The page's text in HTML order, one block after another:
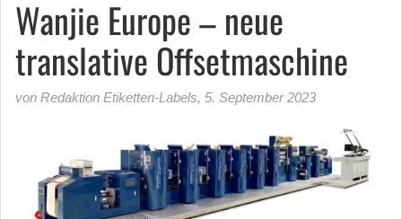
Wanjie Europe – neue
translative Offsetmaschine
von Redaktion Etiketten-Labels, 5. September 2023